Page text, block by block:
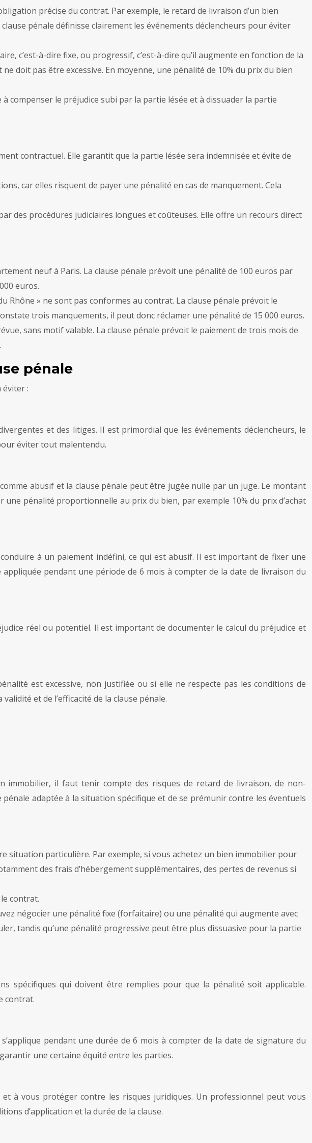
précise du contrat. Par exemple, le retard de livraison d’un bien
pénale définisse clairement les événements déclencheurs pour éviter
c’est-à-dire fixe, ou progressif, c’est-à-dire qu’il augmente en fonction de la
doit pas être excessive. En moyenne, une pénalité de 10% du prix du bien
compenser le préjudice subi par la partie lésée et à dissuader la partie
contractuel. Elle garantit que la partie lésée sera indemnisée et évite de
car elles risquent de payer une pénalité en cas de manquement. Cela
des procédures judiciaires longues et coûteuses. Elle offre un recours direct
neuf à Paris. La clause pénale prévoit une pénalité de 100 euros par
euros.
Rhône » ne sont pas conformes au contrat. La clause pénale prévoit le
trois manquements, il peut donc réclamer une pénalité de 15 000 euros.
sans motif valable. La clause pénale prévoit le paiement de trois mois de
pénale
éviter :
et des litiges. Il est primordial que les événements déclencheurs, le
éviter tout malentendu.
abusif et la clause pénale peut être jugée nulle par un juge. Le montant
pénalité proportionnelle au prix du bien, par exemple 10% du prix d’achat
à un paiement indéfini, ce qui est abusif. Il est important de fixer une
pendant une période de 6 mois à compter de la date de livraison du
réel ou potentiel. Il est important de documenter le calcul du préjudice et
est excessive, non justifiée ou si elle ne respecte pas les conditions de
et de l’efficacité de la clause pénale.
immobilier, il faut tenir compte des risques de retard de livraison, de non-
adaptée à la situation spécifique et de se prémunir contre les éventuels
situation particulière. Par exemple, si vous achetez un bien immobilier pour
des frais d’hébergement supplémentaires, des pertes de revenus si
contrat.
négocier une pénalité fixe (forfaitaire) ou une pénalité qui augmente avec
tandis qu’une pénalité progressive peut être plus dissuasive pour la partie
spécifiques qui doivent être remplies pour que la pénalité soit applicable.
contrat.
pendant une durée de 6 mois à compter de la date de signature du
une certaine équité entre les parties.
à vous protéger contre les risques juridiques. Un professionnel peut vous
d’application et la durée de la clause.